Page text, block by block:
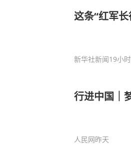
这条“红军
新华社新闻19小
行进中国｜
人民网昨天